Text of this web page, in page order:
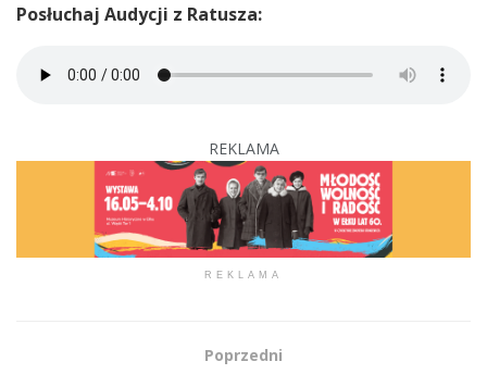
Posłuchaj Audycji z Ratusza:
REKLAMA
REKLAMA
Poprzedni